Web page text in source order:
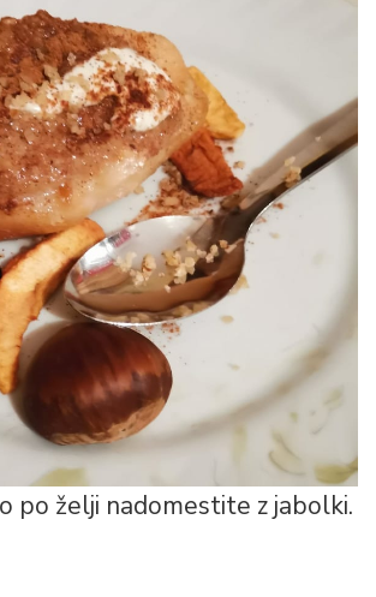
po želji nadomestite z jabolki.